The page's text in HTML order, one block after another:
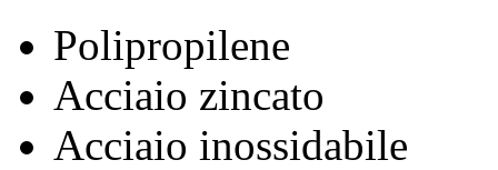
Polipropilene
Acciaio zincato
Acciaio inossidabile